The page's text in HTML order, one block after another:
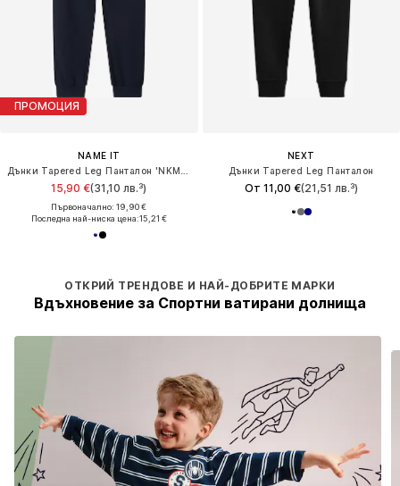
ПРОМОЦИЯ
NAME IT
15,90 €(31,10 лв.³)
Първоначално: 19,90 €
Последна най-ниска цена:15,21 €
NEXT
Дънки Tapered Leg Панталон
От 11,00 €(21,51 лв.³)
ОТКРИЙ ТРЕНДОВЕ И НАЙ-ДОБРИТЕ МАРКИ
Вдъхновение за Спортни ватирани долнища